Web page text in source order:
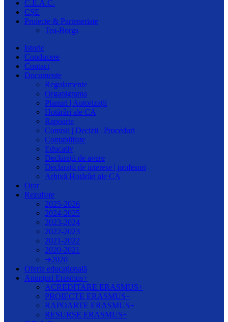
C.E.A.C.
CȘE
Proiecte & Parteneriate
Tea-Borgs
Istoric
Conducere
Contact
Documente
Regulamente
Organigrama
Planuri | Autorizații
Hotărâri ale CA
Rapoarte
Comisii | Decizii | Proceduri
Contabilitate
Educativ
Declarații de avere
Declarații de interese | profesori
Arhivă Hotărâri ale CA
Orar
Rezultate
2025-2026
2024-2025
2023-2024
2022-2023
2021-2022
2020-2021
➔2020
Oferta educațională
Anunțuri Erasmus+
ACREDITARE ERASMUS+
PROIECTE ERASMUS+
RAPOARTE ERASMUS+
RESURSE ERASMUS+